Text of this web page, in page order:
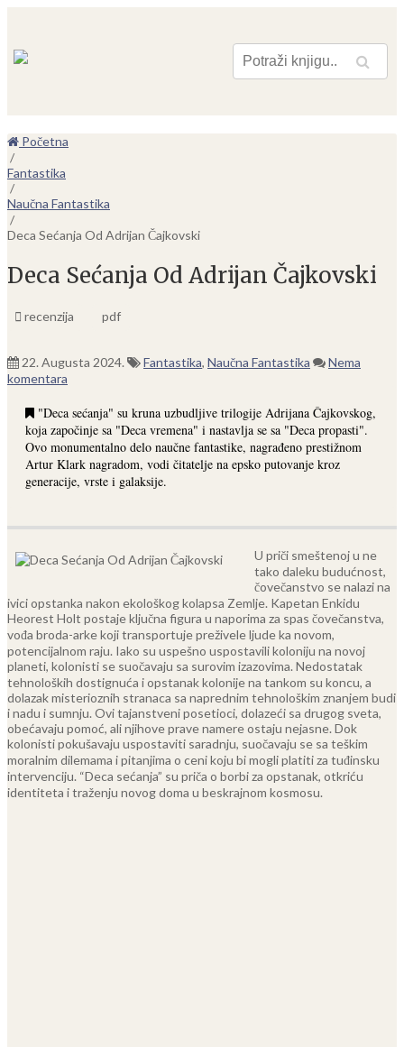
Pretraga
Početna
/
Fantastika
/
Naučna Fantastika
/
Deca Sećanja Od Adrijan Čajkovski
Deca Sećanja Od Adrijan Čajkovski
recenzija pdf
22. Augusta 2024. Fantastika, Naučna Fantastika
Nema
komentara
"Deca sećanja" su kruna uzbudljive trilogije Adrijana Čajkovskog,
koja započinje sa "Deca vremena" i nastavlja se sa "Deca propasti".
Ovo monumentalno delo naučne fantastike, nagrađeno prestižnom
Artur Klark nagradom, vodi čitatelje na epsko putovanje kroz
generacije, vrste i galaksije.
U priči smeštenoj u ne
tako daleku budućnost,
čovečanstvo se nalazi na
ivici opstanka nakon ekološkog kolapsa Zemlje. Kapetan Enkidu
Heorest Holt postaje ključna figura u naporima za spas čovečanstva,
vođa broda-arke koji transportuje preživele ljude ka novom,
potencijalnom raju. Iako su uspešno uspostavili koloniju na novoj
planeti, kolonisti se suočavaju sa surovim izazovima. Nedostatak
tehnoloških dostignuća i opstanak kolonije na tankom su koncu, a
dolazak misterioznih stranaca sa naprednim tehnološkim znanjem budi
i nadu i sumnju. Ovi tajanstveni posetioci, dolazeći sa drugog sveta,
obećavaju pomoć, ali njihove prave namere ostaju nejasne. Dok
kolonisti pokušavaju uspostaviti saradnju, suočavaju se sa teškim
moralnim dilemama i pitanjima o ceni koju bi mogli platiti za tuđinsku
intervenciju. “Deca sećanja” su priča o borbi za opstanak, otkriću
identiteta i traženju novog doma u beskrajnom kosmosu.